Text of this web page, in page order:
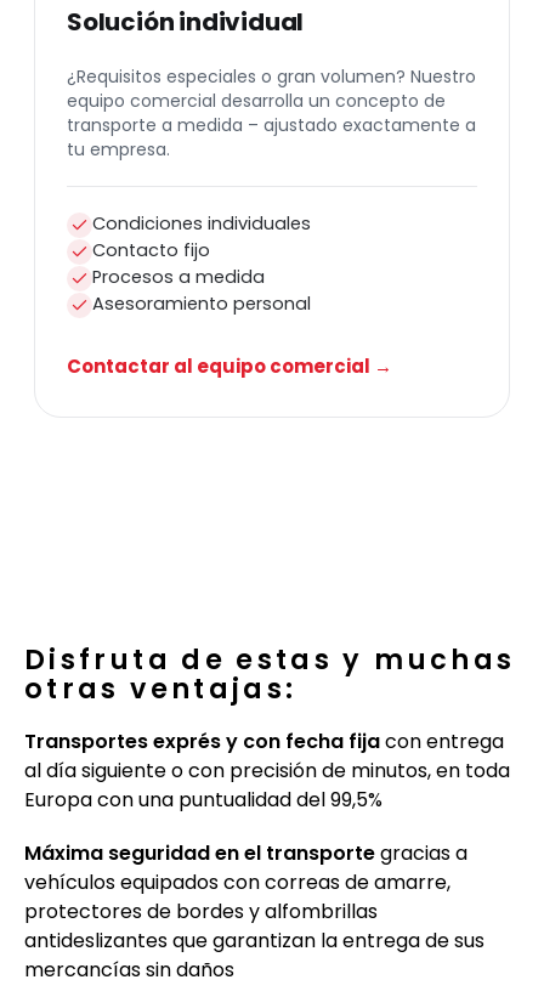
Solución individual
¿Requisitos especiales o gran volumen? Nuestro
equipo comercial desarrolla un concepto de
transporte a medida – ajustado exactamente a
tu empresa.
Condiciones individuales
Contacto fijo
Procesos a medida
Asesoramiento personal
Contactar al equipo comercial →
Disfruta de estas y muchas
otras ventajas:
Transportes exprés y con fecha fijacon entrega
al día siguiente o con precisión de minutos, en toda
Europa con una puntualidad del 99,5%
Máxima seguridad en el transportegracias a
vehículos equipados con correas de amarre,
protectores de bordes y alfombrillas
antideslizantes que garantizan la entrega de sus
mercancías sin daños